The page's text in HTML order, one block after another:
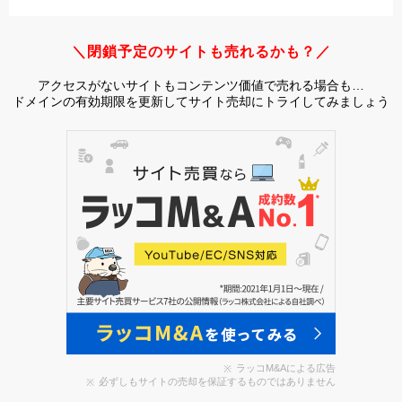
＼閉鎖予定のサイトも売れるかも？／
アクセスがないサイトもコンテンツ価値で売れる場合も…
ドメインの有効期限を更新してサイト売却にトライしてみましょう
ラッコM&Aによる広告
必ずしもサイトの売却を保証するものではありません